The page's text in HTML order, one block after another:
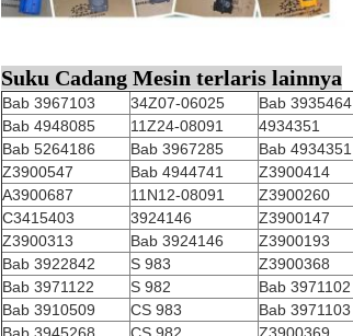
Suku Cadang Mesin terlaris lainnya
Bab 3967103 34Z07-06025 Bab 3935464
Bab 4948085
11Z24-08091 4934351
Bab 5264186
Bab 3967285 Bab 4934351
Z3900547
Bab 4944741 Z3900414
A3900687
11N12-08091 Z3900260
C3415403
3924146 Z3900147
Z3900313
Bab 3924146 Z3900193
Bab 3922842
S 983 Z3900368
Bab 3971122
S 982 Bab 3971102
Bab 3910509
CS 983 Bab 3971103